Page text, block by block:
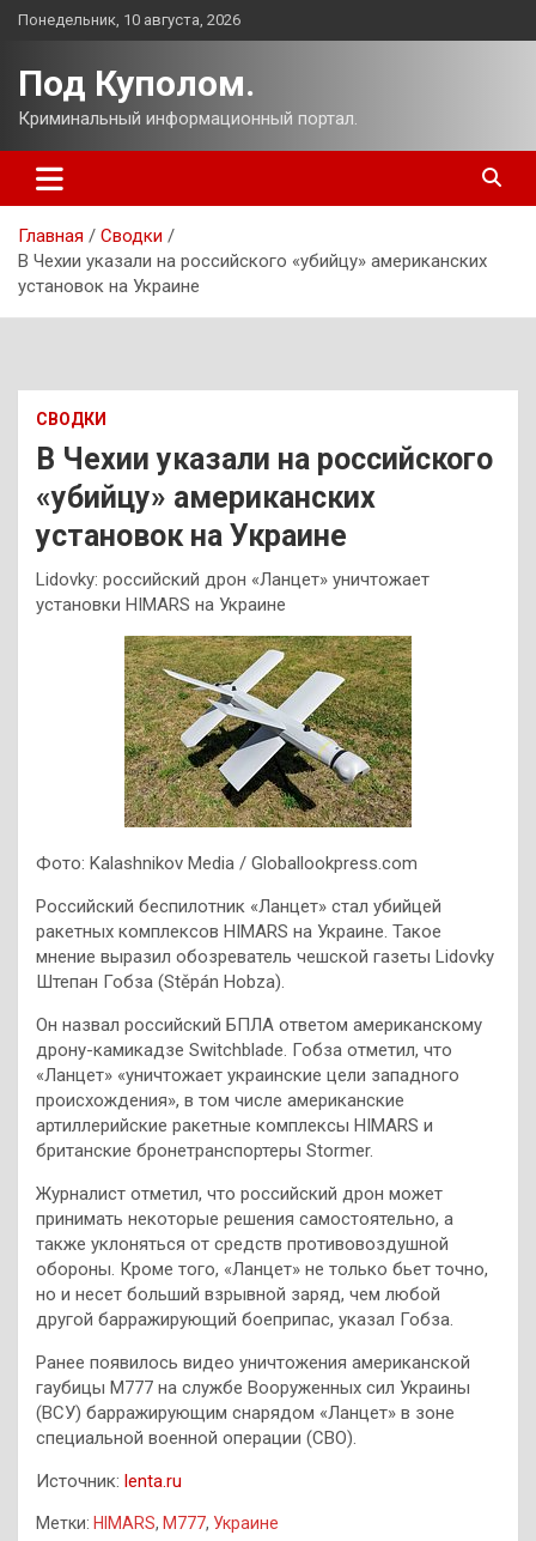
Перейти
Понедельник, 10 августа, 2026
Под Куполом.
Криминальный информационный портал.
Главная
Сводки
В Чехии указали на российского «убийцу» американских
установок на Украине
СВОДКИ
В Чехии указали на российского
«убийцу» американских
установок на Украине
Lidovky: российский дрон «Ланцет» уничтожает
установки HIMARS на Украине
Фото: Kalashnikov Media / Globallookpress.com
Российский беспилотник «Ланцет» стал убийцей
ракетных комплексов HIMARS на Украине. Такое
мнение выразил обозреватель чешской газеты Lidovky
Штепан Гобза (Stěpán Hobza).
Он назвал российский БПЛА ответом американскому
дрону-камикадзе Switchblade. Гобза отметил, что
«Ланцет» «уничтожает украинские цели западного
происхождения», в том числе американские
артиллерийские ракетные комплексы HIMARS и
британские бронетранспортеры Stormer.
Журналист отметил, что российский дрон может
принимать некоторые решения самостоятельно, а
также уклоняться от средств противовоздушной
обороны. Кроме того, «Ланцет» не только бьет точно,
но и несет больший взрывной заряд, чем любой
другой барражирующий боеприпас, указал Гобза.
Ранее появилось видео уничтожения американской
гаубицы М777 на службе Вооруженных сил Украины
(ВСУ) барражирующим снарядом «Ланцет» в зоне
специальной военной операции (СВО).
Источник: lenta.ru
Метки: HIMARS, М777, Украине